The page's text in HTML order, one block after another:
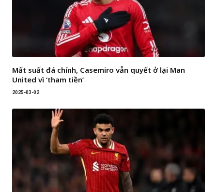
Mất suất đá chính, Casemiro vẫn quyết ở lại Man
United vì ‘tham tiền’
2025-03-02